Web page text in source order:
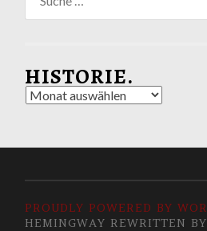
nach:
HISTORIE.
Historie.
PROUDLY POWERED BY
HEMINGWAY REWRITTEN